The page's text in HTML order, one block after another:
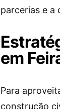
parcerias e a
em
Para
construção